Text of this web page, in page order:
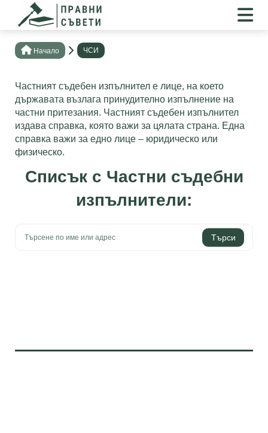
Нaчало ЧСИ
Частният съдебен изпълнител е лице, на което
държавата възлага принудително изпълнение на
частни притезания. Частният съдебен изпълнител
издава справка, която важи за цялата страна. Една
справка важи за едно лице – юридическо или
физическо.
Списък с Частни съдебни
изпълнители: